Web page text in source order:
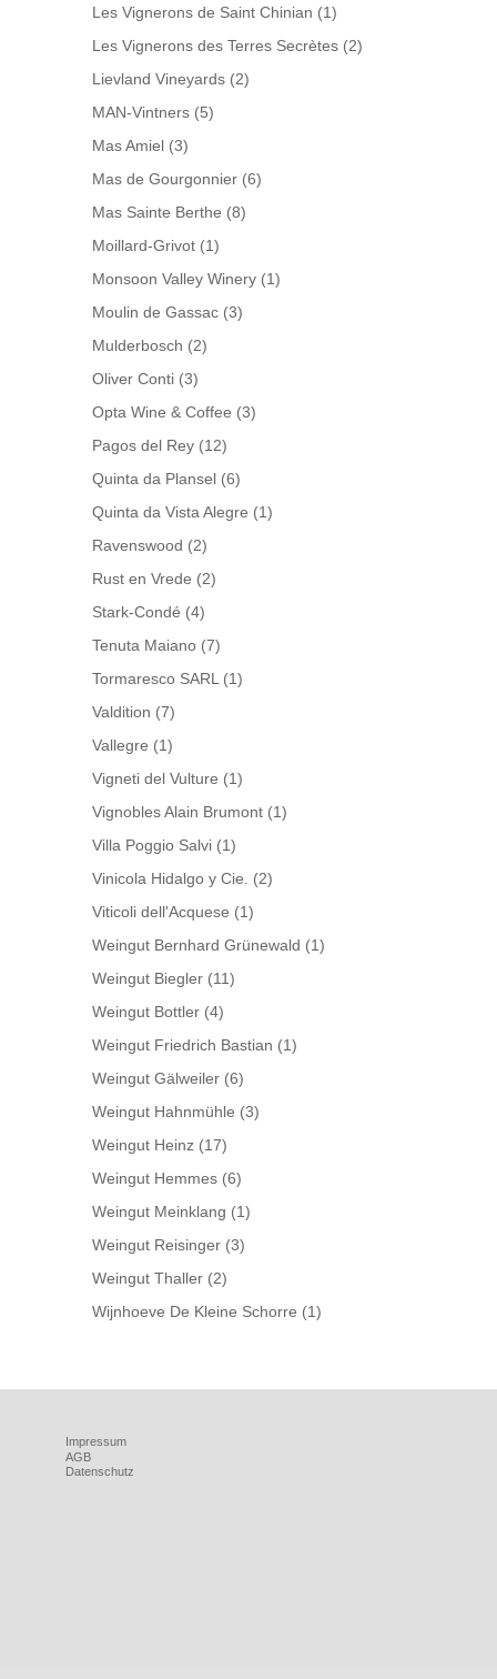
Les Vignerons de Saint Chinian (1)
Les Vignerons des Terres Secrètes (2)
Lievland Vineyards (2)
MAN-Vintners (5)
Mas Amiel (3)
Mas de Gourgonnier (6)
Mas Sainte Berthe (8)
Moillard-Grivot (1)
Monsoon Valley Winery (1)
Moulin de Gassac (3)
Mulderbosch (2)
Oliver Conti (3)
Opta Wine & Coffee (3)
Pagos del Rey (12)
Quinta da Plansel (6)
Quinta da Vista Alegre (1)
Ravenswood (2)
Rust en Vrede (2)
Stark-Condé (4)
Tenuta Maiano (7)
Tormaresco SARL (1)
Valdition (7)
Vallegre (1)
Vigneti del Vulture (1)
Vignobles Alain Brumont (1)
Villa Poggio Salvi (1)
Vinicola Hidalgo y Cie.
(2)
Viticoli dell'Acquese (1)
Weingut Bernhard Grünewald (1)
Weingut Biegler (11)
Weingut Bottler (4)
Weingut Friedrich Bastian (1)
Weingut Gälweiler (6)
Weingut Hahnmühle (3)
Weingut Heinz (17)
Weingut Hemmes (6)
Weingut Meinklang (1)
Weingut Reisinger (3)
Weingut Thaller (2)
Wijnhoeve De Kleine Schorre (1)
Impressum
AGB
Datenschutz